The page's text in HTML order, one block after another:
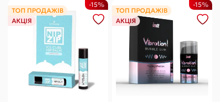
ТОП ПРОДАЖІВ
АКЦІЯ
-15%
ТОП ПРОДАЖІВ
АКЦІЯ
-15%